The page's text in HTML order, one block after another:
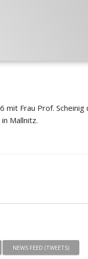
mit Frau Prof. Scheinig
Mallnitz.
NEWS FEED (TWEETS)